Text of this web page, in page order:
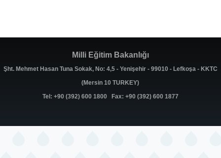
Milli Eğitim Bakanlığı
Şht. Mehmet Hasan Tuna Sokak, No: 4,5 - Yenişehir - 99010 - Lefkoşa - KKTC
(Mersin 10 TURKEY)
Tel: +90 (392) 600 1800 Fax: +90 (392) 600 1877